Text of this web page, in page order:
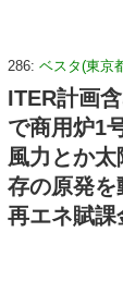
286: ベスタ(東京
ITER計画
で商用炉1
風力とか
存の原発を
再エネ賦課